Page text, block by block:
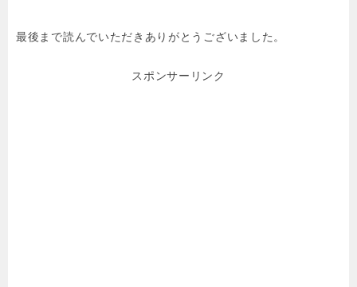
最後まで読んでいただきありがとうございました。
スポンサーリンク